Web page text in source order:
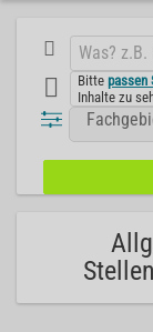
Bittepassen
Inhalte zu